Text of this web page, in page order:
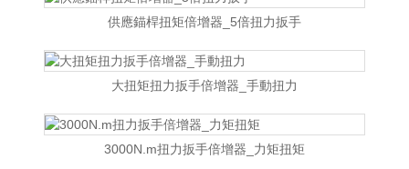
供應錨桿扭矩倍增器_5倍扭力扳手
大扭矩扭力扳手倍增器_手動扭力
3000N.m扭力扳手倍增器_力矩扭矩